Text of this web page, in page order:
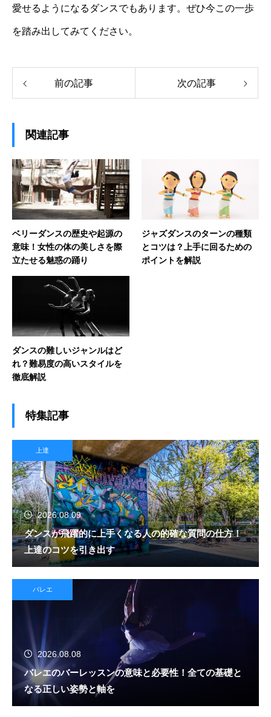
愛せるようになるダンスでもあります。ぜひ今この一歩
を踏み出してみてください。
前の記事 次の記事
関連記事
ベリーダンスの歴史や起源の
意味！女性の体の美しさを際
立たせる魅惑の踊り
ジャズダンスのターンの種類
とコツは？上手に回るための
ポイントを解説
ダンスの難しいジャンルはど
れ？難易度の高いスタイルを
徹底解説
特集記事
上達
2026.08.09
ダンスが飛躍的に上手くなる人の的確な質問の仕方！
上達のコツを引き出す
バレエ
2026.08.08
バレエのバーレッスンの意味と必要性！全ての基礎と
なる正しい姿勢と軸を